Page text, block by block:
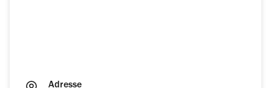
Adresse